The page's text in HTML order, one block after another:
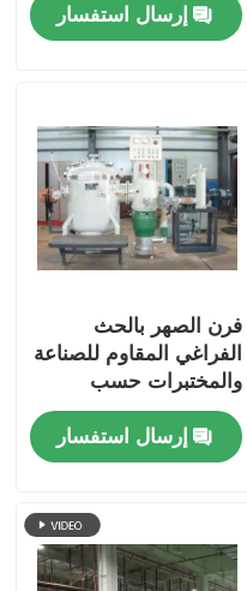
إرسال استفسار
فرن الصهر بالحث
الفراغي المقاوم للصناعة
والمختبرات حسب
الطلب
إرسال استفسار